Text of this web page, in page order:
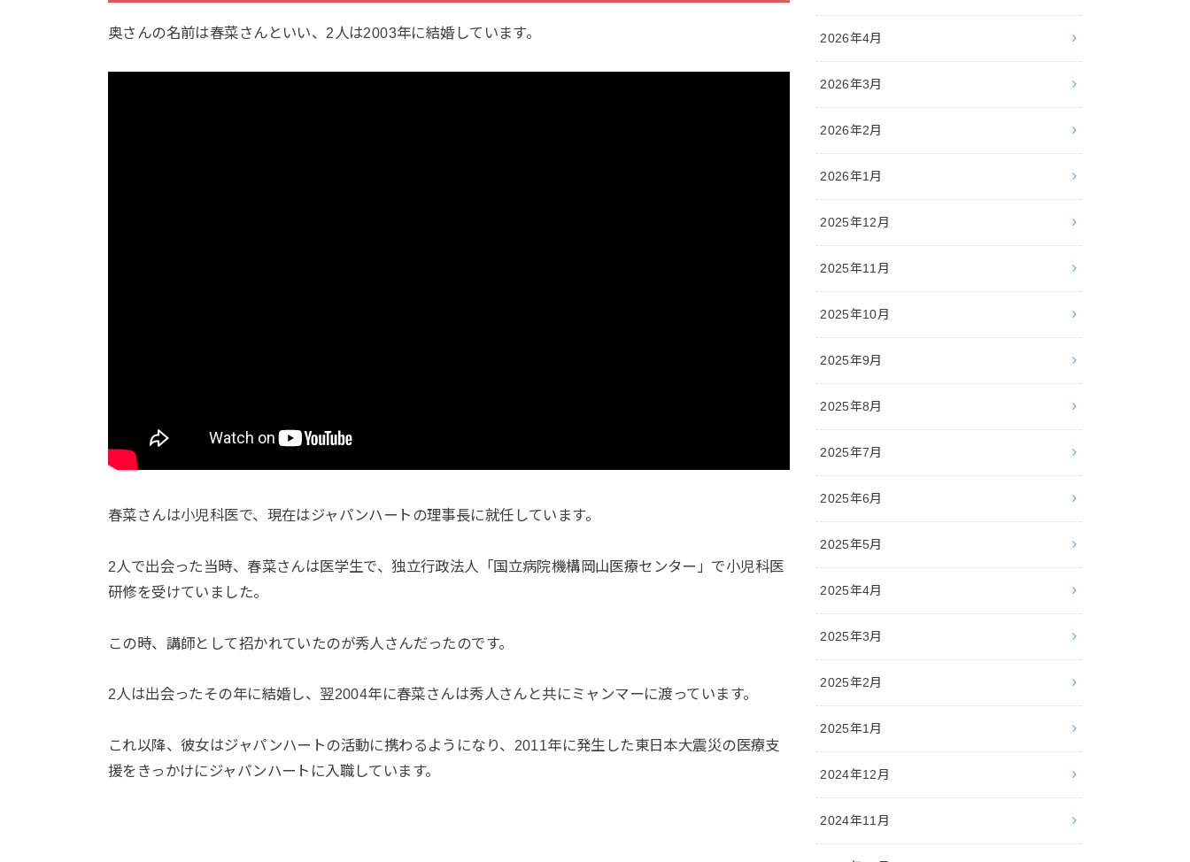
奥さんの名前は春菜さんといい、2人は2003年に結婚しています。
春菜さんは小児科医で、現在はジャパンハートの理事長に就任しています。
2人で出会った当時、春菜さんは医学生で、独立行政法人「国立病院機構岡山医療センター」で小児科医
研修を受けていました。
この時、講師として招かれていたのが秀人さんだったのです。
2人は出会ったその年に結婚し、翌2004年に春菜さんは秀人さんと共にミャンマーに渡っています。
これ以降、彼女はジャパンハートの活動に携わるようになり、2011年に発生した東日本大震災の医療支
援をきっかけにジャパンハートに入職しています。
2026年4月
2026年3月
2026年2月
2026年1月
2025年12月
2025年11月
2025年10月
2025年9月
2025年8月
2025年7月
2025年6月
2025年5月
2025年4月
2025年3月
2025年2月
2025年1月
2024年12月
2024年11月